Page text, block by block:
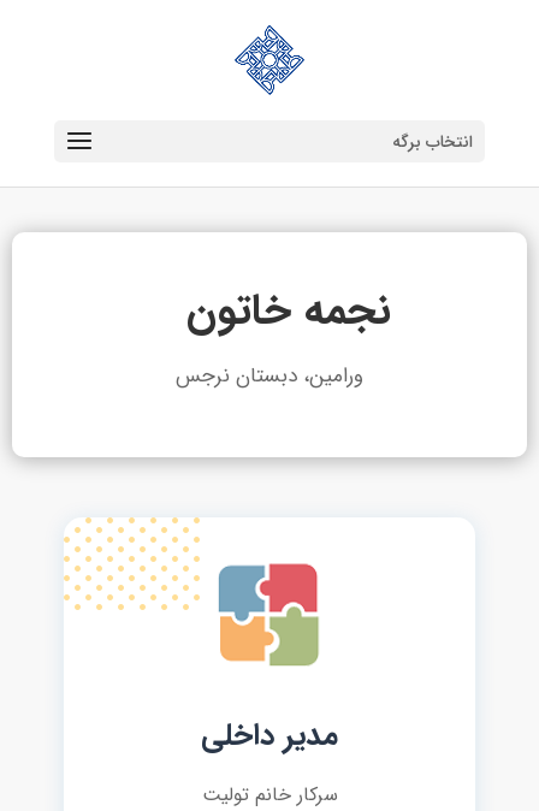
انتخاب برگه
نجمه خاتون
ورامین، دبستان نرجس
مدیر داخلی
سرکار خانم تولیت